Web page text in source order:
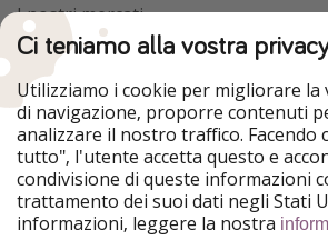
I nostri mercati
HolidayPirates
WakacyjniPiraci
Ferienpiraten
Urlaubspiraten
TravelPirates
Il nostro gruppo
HolidayPirates Group
Ci teniamo alla vostra
Utilizziamo i cookie per migliorare la
di navigazione, proporre contenuti
analizzare il nostro traffico. Facendo
tutto", l'utente accetta questo e
condivisione di queste informazioni
trattamento dei suoi dati negli Stati
informazioni, leggere la nostra